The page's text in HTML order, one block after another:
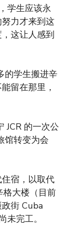
学生应该永
力才来到这
这让人感到
的学生搬进辛
留在那里，
JCR 的一次公
馆转变为会
宿，以取代
格大楼（目前
街 Cuba
完工。